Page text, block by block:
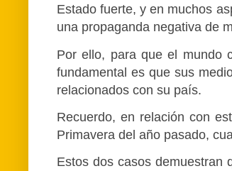
Estado fuerte, y en muchos
una propaganda negativa de
Por ello, para que el mundo
fundamental es que sus
relacionados con su país.
Recuerdo, en relación con
Primavera del año pasado,
Estos dos casos demuestran